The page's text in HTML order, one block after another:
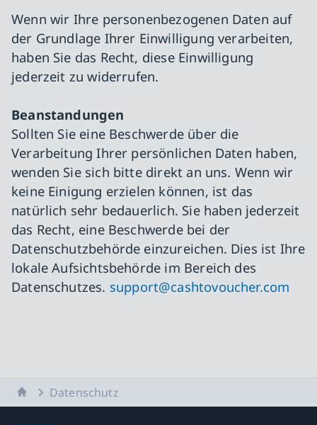
Wenn wir Ihre personenbezogenen Daten auf
der Grundlage Ihrer Einwilligung verarbeiten,
haben Sie das Recht, diese Einwilligung
jederzeit zu widerrufen.
Beanstandungen
Sollten Sie eine Beschwerde über die
Verarbeitung Ihrer persönlichen Daten haben,
wenden Sie sich bitte direkt an uns. Wenn wir
keine Einigung erzielen können, ist das
natürlich sehr bedauerlich. Sie haben jederzeit
das Recht, eine Beschwerde bei der
Datenschutzbehörde einzureichen. Dies ist Ihre
lokale Aufsichtsbehörde im Bereich des
Datenschutzes. support@cashtovoucher.com
StartseiteDatenschutz